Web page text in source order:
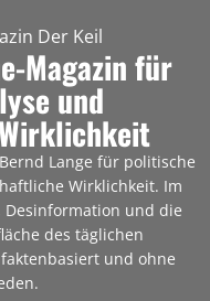
Magazin für
und
Lange für politische
Wirklichkeit. Im
Desinformation und die
des täglichen
und ohne